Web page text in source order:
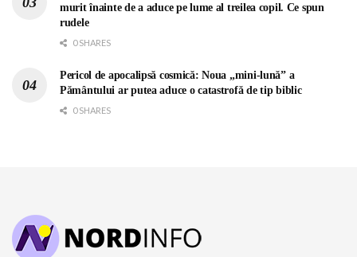
murit înainte de a aduce pe lume al treilea copil. Ce spun
rudele
0 SHARES
Pericol de apocalipsă cosmică: Noua „mini-lună” a
Pământului ar putea aduce o catastrofă de tip biblic
0 SHARES